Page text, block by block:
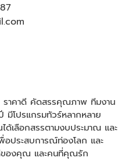
ราคาดี คัดสรรคุณภาพ ทีมงาน
โปรแกรมทัวร์หลากหลาย
เลือกสรรตามงบประมาณ และ
อประสบการณ์ท่องโลก และ
ของคุณ และคนที่คุณรัก